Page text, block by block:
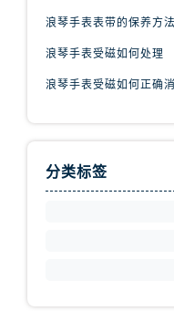
浪琴手表表带的保养方
浪琴手表受磁如何处理
浪琴手表受磁如何正确
分类标签